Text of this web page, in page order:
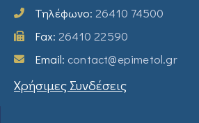
Τηλέφωνο: 26410 74500
Fax: 26410 22590
Email: contact@epimetol.gr
Χρήσιμες Συνδέσεις